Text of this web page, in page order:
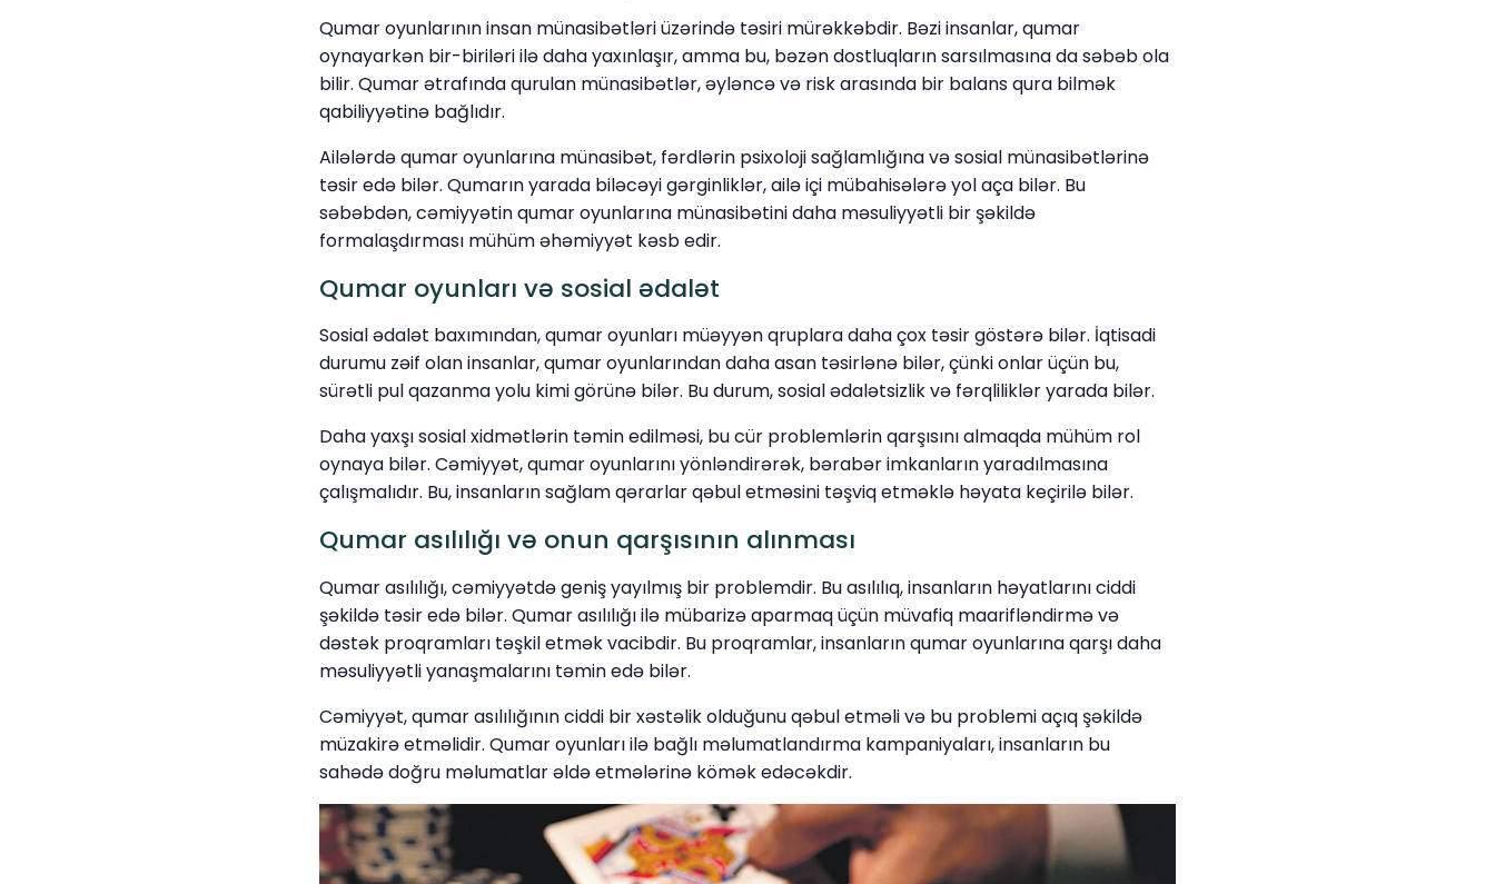
Qumar oyunlarının insan münasibətləri üzərində təsiri mürəkkəbdir. Bəzi insanlar, qumar
oynayarkən bir-biriləri ilə daha yaxınlaşır, amma bu, bəzən dostluqların sarsılmasına da səbəb ola
bilir. Qumar ətrafında qurulan münasibətlər, əyləncə və risk arasında bir balans qura bilmək
qabiliyyətinə bağlıdır.
Ailələrdə qumar oyunlarına münasibət, fərdlərin psixoloji sağlamlığına və sosial münasibətlərinə
təsir edə bilər. Qumarın yarada biləcəyi gərginliklər, ailə içi mübahisələrə yol aça bilər. Bu
səbəbdən, cəmiyyətin qumar oyunlarına münasibətini daha məsuliyyətli bir şəkildə
formalaşdırması mühüm əhəmiyyət kəsb edir.
Qumar oyunları və sosial ədalət
Sosial ədalət baxımından, qumar oyunları müəyyən qruplara daha çox təsir göstərə bilər. İqtisadi
durumu zəif olan insanlar, qumar oyunlarından daha asan təsirlənə bilər, çünki onlar üçün bu,
sürətli pul qazanma yolu kimi görünə bilər. Bu durum, sosial ədalətsizlik və fərqliliklər yarada bilər.
Daha yaxşı sosial xidmətlərin təmin edilməsi, bu cür problemlərin qarşısını almaqda mühüm rol
oynaya bilər. Cəmiyyət, qumar oyunlarını yönləndirərək, bərabər imkanların yaradılmasına
çalışmalıdır. Bu, insanların sağlam qərarlar qəbul etməsini təşviq etməklə həyata keçirilə bilər.
Qumar asılılığı və onun qarşısının alınması
Qumar asılılığı, cəmiyyətdə geniş yayılmış bir problemdir. Bu asılılıq, insanların həyatlarını ciddi
şəkildə təsir edə bilər. Qumar asılılığı ilə mübarizə aparmaq üçün müvafiq maarifləndirmə və
dəstək proqramları təşkil etmək vacibdir. Bu proqramlar, insanların qumar oyunlarına qarşı daha
məsuliyyətli yanaşmalarını təmin edə bilər.
Cəmiyyət, qumar asılılığının ciddi bir xəstəlik olduğunu qəbul etməli və bu problemi açıq şəkildə
müzakirə etməlidir. Qumar oyunları ilə bağlı məlumatlandırma kampaniyaları, insanların bu
sahədə doğru məlumatlar əldə etmələrinə kömək edəcəkdir.